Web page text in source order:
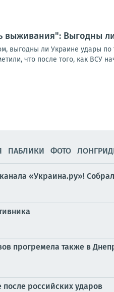
выживания": Выгодны
выгодны ли Украине удары
что после того, как ВСУ
ПАБЛИКИ ФОТО
«Украина.ру»!
прогремела также в
российских ударов